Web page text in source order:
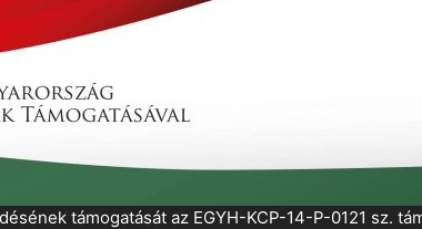
támogatását az EGYH-KCP-14-P-0121 sz.